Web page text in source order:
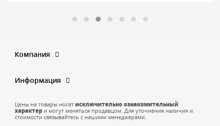
Компания
Информация
Цены на товары носят исключительно ознакомительный
характер и могут меняться продавцом. Для уточнения наличия и
стоимости связывайтесь с нашими менеджерами.